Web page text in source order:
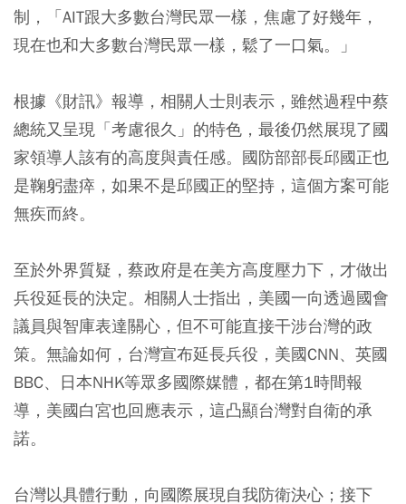
制，「AIT跟大多數台灣民眾一樣，焦慮了好幾年，
現在也和大多數台灣民眾一樣，鬆了一口氣。」
根據《財訊》報導，相關人士則表示，雖然過程中蔡
總統又呈現「考慮很久」的特色，最後仍然展現了國
家領導人該有的高度與責任感。國防部部長邱國正也
是鞠躬盡瘁，如果不是邱國正的堅持，這個方案可能
無疾而終。
至於外界質疑，蔡政府是在美方高度壓力下，才做出
兵役延長的決定。相關人士指出，美國一向透過國會
議員與智庫表達關心，但不可能直接干涉台灣的政
策。無論如何，台灣宣布延長兵役，美國CNN、英國
BBC、日本NHK等眾多國際媒體，都在第1時間報
導，美國白宮也回應表示，這凸顯台灣對自衛的承
諾。
台灣以具體行動，向國際展現自我防衛決心；接下